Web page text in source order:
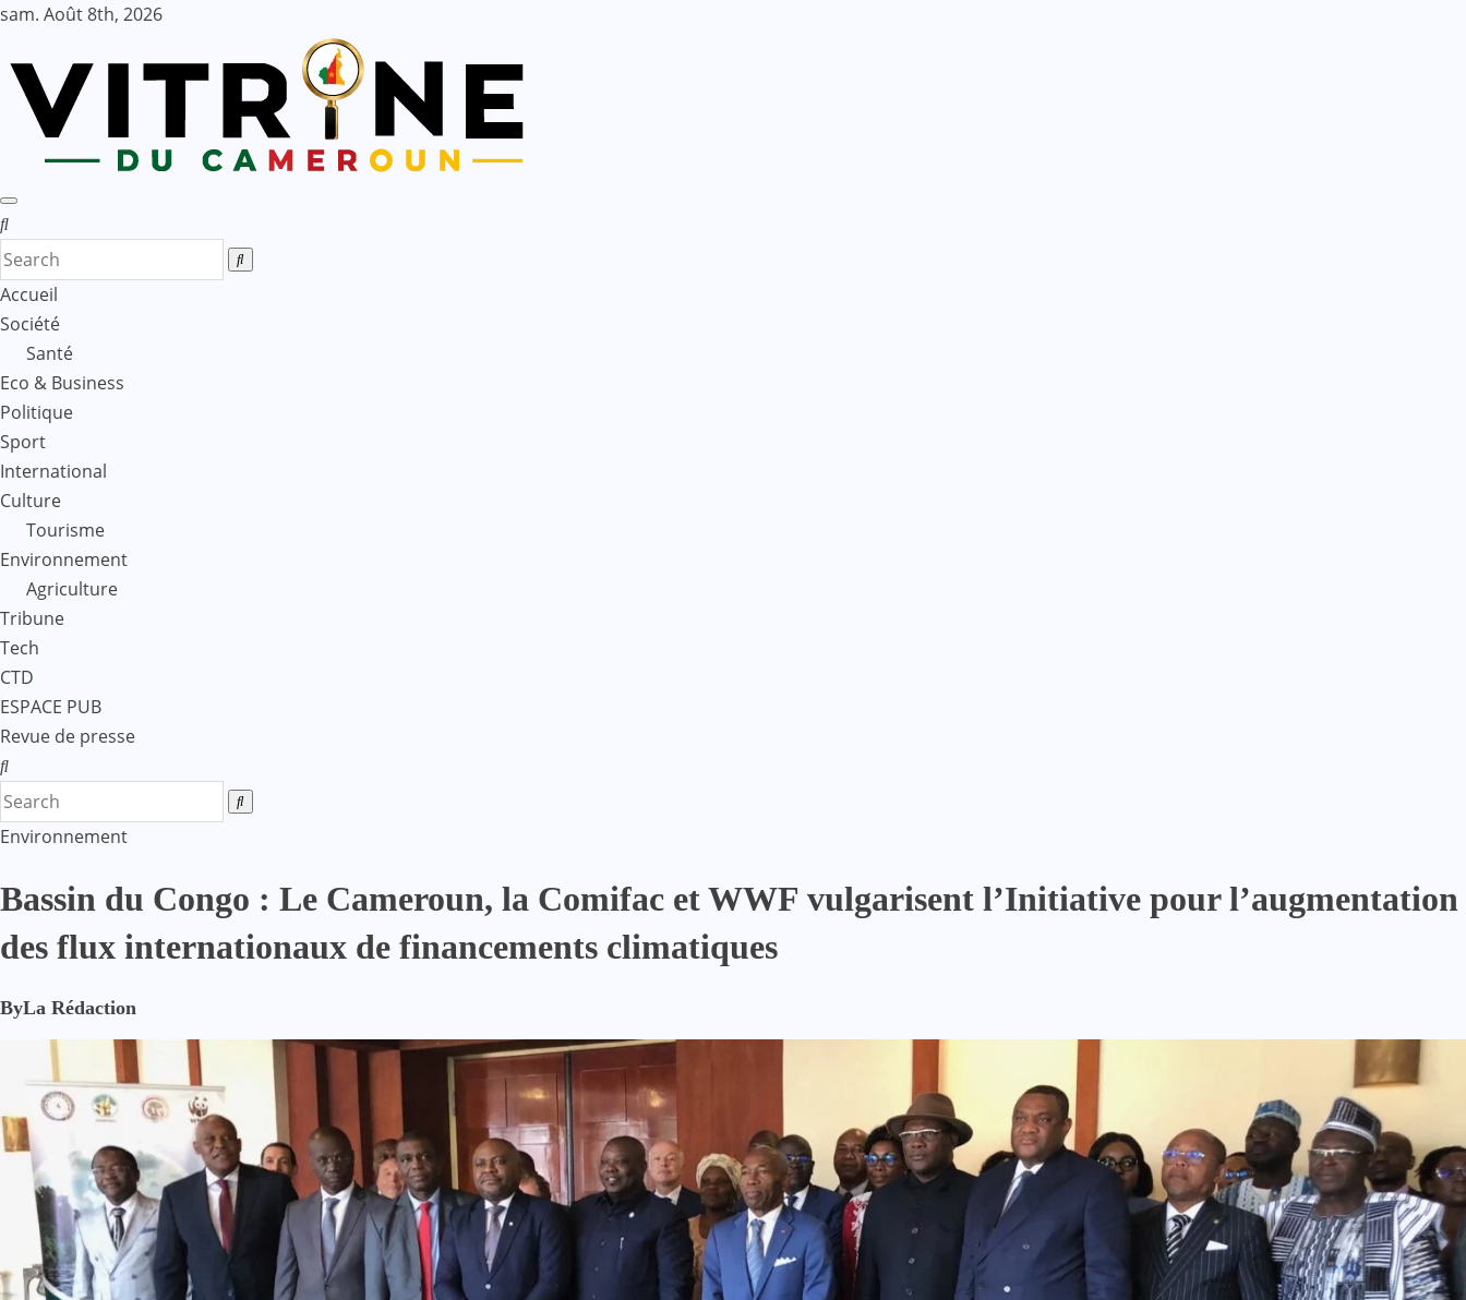
Skip
content
sam. Août 8th, 2026
Accueil
Société
Santé
Eco & Business
Politique
Sport
International
Culture
Tourisme
Environnement
Agriculture
Tribune
Tech
CTD
ESPACE PUB
Revue de presse
Environnement
Bassin du Congo : Le Cameroun, la Comifac et WWF vulgarisent l’Initiative pour l’augmentation
des flux internationaux de financements climatiques
ByLa Rédaction